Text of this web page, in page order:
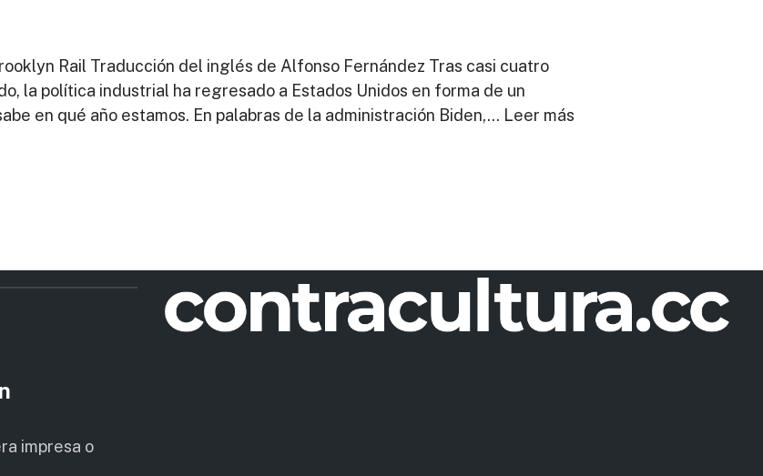
Rail Traducción del inglés de Alfonso Fernández Tras casi cuatro
la política industrial ha regresado a Estados Unidos en forma de un
en qué año estamos. En palabras de la administración Biden,… Leer más
impresa o